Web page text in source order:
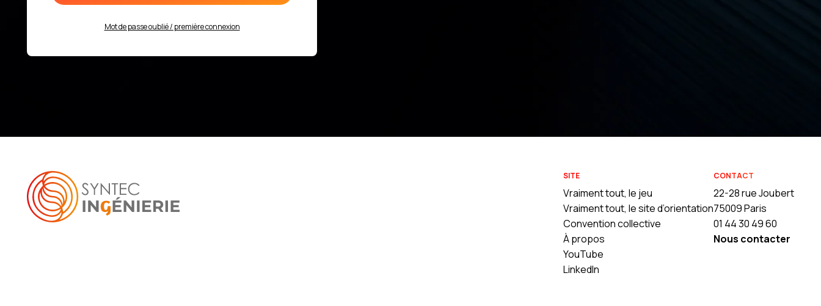
Mot de passe oublié / première connexion
SITE
Vraiment tout, le jeu
Vraiment tout, le site d’orientation
Convention collective
À propos
YouTube
LinkedIn
CONTACT
22-28 rue Joubert
75009 Paris
01 44 30 49 60
Nous contacter